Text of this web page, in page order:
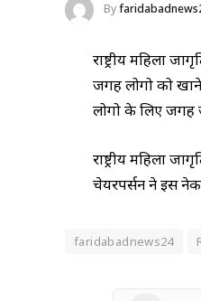
By
राष्ट्रीय महिला
जगह लोगो को खाने
लोगो के लिए जगह
राष्ट्रीय महिला
चेयरपर्सन ने इस नेक
faridabadnews24